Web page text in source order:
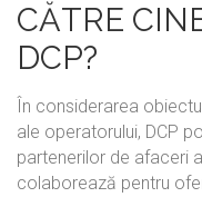
CĂTRE
DCP?
În considerarea
ale operatorului, DCP
partenerilor de afaceri
colaborează pentru